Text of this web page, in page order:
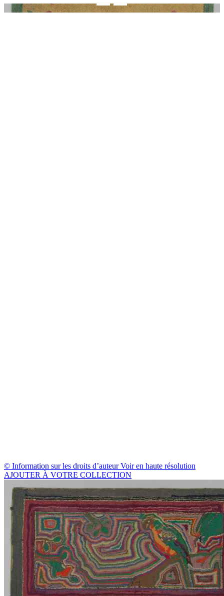
© Information sur les droits d’auteurVoir en haute résolution
AJOUTER À VOTRE COLLECTION